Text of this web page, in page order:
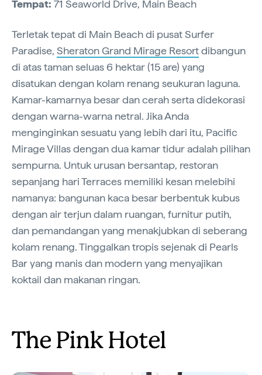
Tempat: 71 Seaworld Drive, Main Beach
Terletak tepat di Main Beach di pusat Surfer
Paradise, Sheraton Grand Mirage Resortdibangun
di atas taman seluas 6 hektar (15 are) yang
disatukan dengan kolam renang seukuran laguna.
Kamar-kamarnya besar dan cerah serta didekorasi
dengan warna-warna netral. Jika Anda
menginginkan sesuatu yang lebih dari itu, Pacific
Mirage Villas dengan dua kamar tidur adalah pilihan
sempurna. Untuk urusan bersantap, restoran
sepanjang hari Terraces memiliki kesan melebihi
namanya: bangunan kaca besar berbentuk kubus
dengan air terjun dalam ruangan, furnitur putih,
dan pemandangan yang menakjubkan di seberang
kolam renang. Tinggalkan tropis sejenak di Pearls
Bar yang manis dan modern yang menyajikan
koktail dan makanan ringan.
The Pink Hotel